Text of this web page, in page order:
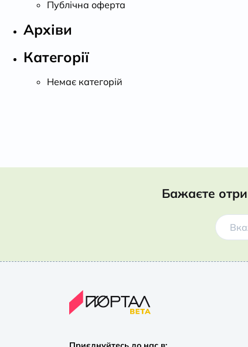
Публічна оферта
Архіви
Категорії
Немає категорій
Бажаєте